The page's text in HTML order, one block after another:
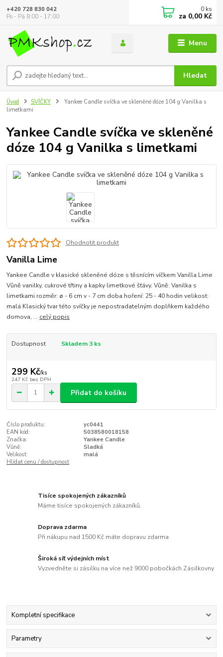
Menu
Hledat
+420 728 830 042
Po - Pá 8:00 - 17:00
0 ks
za 0,00 Kč
Úvod SVÍČKY
Yankee Candle svíčka ve skleněné dóze 104 g Vanilka s
limetkami
Yankee Candle svíčka ve skleněné
dóze 104 g Vanilka s limetkami
Ohodnotit produkt
Vanilla Lime
Yankee Candle v klasické skleněné dóze s těsnícím víčkem Vanilla Lime
Vůně vanilky, cukrové třtiny a kapky limetkové šťávy. Vůně: Vanilka s
limetkami rozměr: ø - 6 cm v - 7 cm doba hoření: 25 - 40 hodin velikost:
malá Klasický tvar této svíčky je nepostradatelným doplňkem každého
domova, ... celý popis
Dostupnost Skladem 3 ks
299 Kč/ks
247 Kč bez DPH
Přidat do košíku
Číslo produktu:
yc0441
EAN kód:
5038580018158
Značka:
Yankee Candle
Vůně:
Sladká
Velikost:
malá
Hlídat cenu / dostupnost
Tisíce spokojených zákazníků
Máme tisíce spokojených zákazníků.
Doprava zdarma
Při nákupu nad 1500 Kč máte dopravu zdarma
Široká síť výdejních míst
Vyzvedněte si zásilku na více než 9000 pobočkách Zásilkovny
Kompletní specifikace
Parametry